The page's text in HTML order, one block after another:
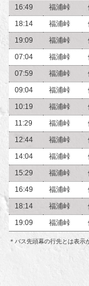
16:49
福浦峠
18:14
福浦峠
19:09
福浦峠
07:04
福浦峠
07:59
福浦峠
09:04
福浦峠
10:19
福浦峠
11:29
福浦峠
12:44
福浦峠
14:04
福浦峠
15:29
福浦峠
16:49
福浦峠
18:14
福浦峠
19:09
福浦峠
＊バス先頭幕の行先とは表示